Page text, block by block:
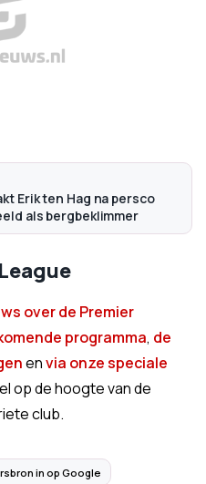
Erik ten Hag na persco
als bergbeklimmer
over de Premier
programma, de
envia onze speciale
op de hoogte van de
club.
in op Google